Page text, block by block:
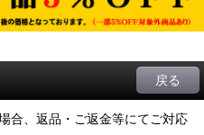
戻る
合、返品・ご返金等にてご対応